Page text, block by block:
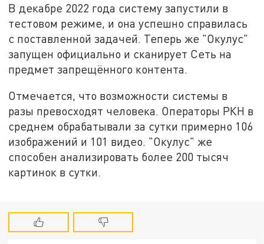
В декабре 2022 года систему запустили в
тестовом режиме, и она успешно справилась
с поставленной задачей. Теперь же "Окулус"
запущен официально и сканирует Сеть на
предмет запрещённого контента.
Отмечается, что возможности системы в
разы превосходят человека. Операторы РКН в
среднем обрабатывали за сутки примерно 106
изображений и 101 видео. "Окулус" же
способен анализировать более 200 тысяч
картинок в сутки.